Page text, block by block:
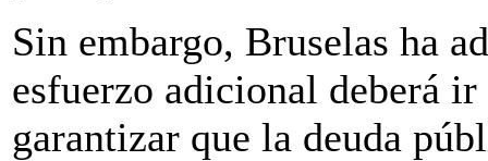
Sin embargo, Bruselas ha
esfuerzo adicional deberá ir
garantizar que la deuda